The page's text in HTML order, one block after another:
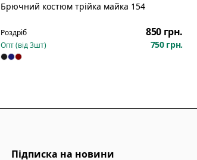
Брючний костюм трійка майка 154
Роздріб 850 грн.
Опт (від3шт) 750 грн.
Підписка на новини